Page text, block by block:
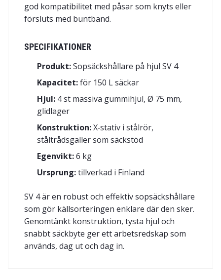
god kompatibilitet med påsar som knyts eller
försluts med buntband.
SPECIFIKATIONER
Produkt:Sopsäckshållare på hjul SV 4
Kapacitet:för 150 L säckar
Hjul:4 st massiva gummihjul, Ø 75 mm,
glidlager
Konstruktion:X‑stativ i stålrör,
ståltrådsgaller som säckstöd
Egenvikt:6 kg
Ursprung:tillverkad i Finland
SV 4 är en robust och effektiv sopsäckshållare
som gör källsorteringen enklare där den sker.
Genomtänkt konstruktion, tysta hjul och
snabbt säckbyte ger ett arbetsredskap som
används, dag ut och dag in.